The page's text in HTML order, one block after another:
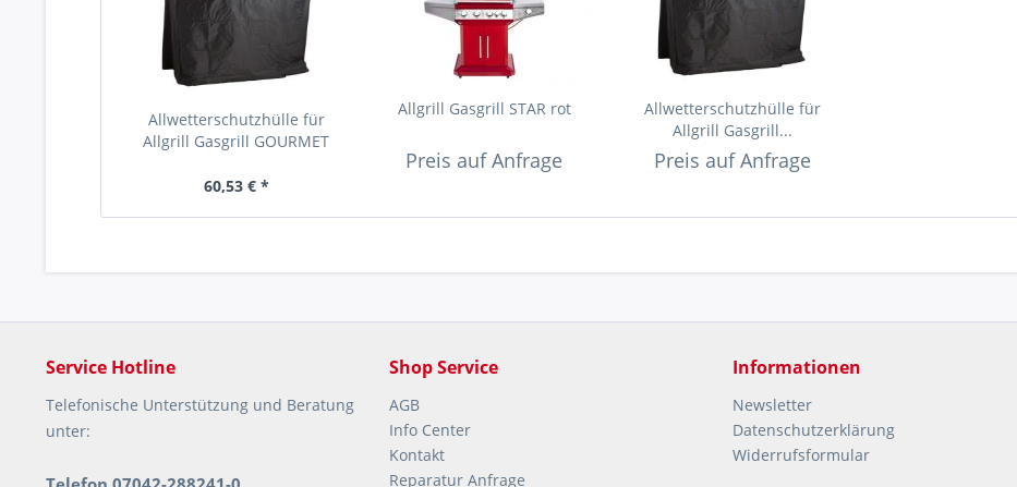
Allwetterschutzhülle für
Allgrill Gasgrill GOURMET
60,53 € *
Allgrill Gasgrill STAR rot
Preis auf Anfrage
Allwetterschutzhülle für
Allgrill Gasgrill...
Preis auf Anfrage
Service Hotline
Telefonische Unterstützung und Beratung
unter:
Shop Service
AGB
Info Center
Kontakt
Reparatur Anfrage
Informationen
Newsletter
Datenschutzerklärung
Widerrufsformular